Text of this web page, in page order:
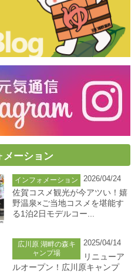
メーション
インフォメーション
2026/04/24
佐賀コスメ観光が今アツい！嬉
野温泉×ご当地コスメを堪能す
る1泊2日モデルコー...
広川原 湖畔の森キ
ャンプ場
2025/04/14
リニューア
ルオープン！広川原キャンプ